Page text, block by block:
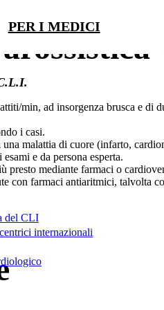
PER I MEDICI
del CLI
internazionali
min, ad insorgenza brusca e
i casi.
una malattia di cuore (infarto,
e da persona esperta.
presto mediante farmaci o
con farmaci antiaritmici, talvolta